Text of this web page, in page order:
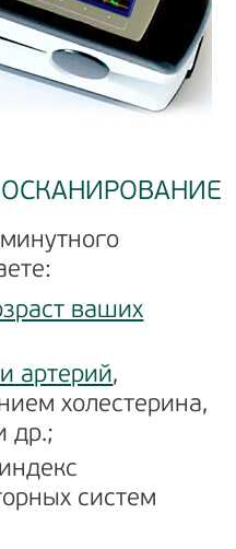
ваших
артерий,
холестерина,
др.;
систем